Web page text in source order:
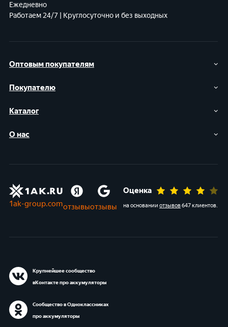
Оптовым покупателям
Покупателю
Каталог
О нас
Ежедневно
Работаем 24/7 | Круглосуточно и без выходных
1ak-group.comотзывыотзывы
Оценка
на основании отзывов647 клиентов.
Крупнейшее сообщество
вКонтакте про аккумуляторы
Сообщество в Одноклассниках
про аккумуляторы